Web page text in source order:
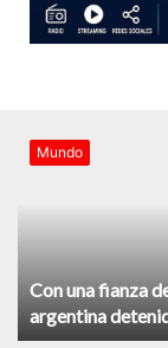
Mundo
Con una fianza
argentina